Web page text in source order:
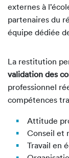
externes à
partenaires du
équipe dédiée
La restitution
validation des
professionnel
compétences
Attitude
Conseil et
Travail en